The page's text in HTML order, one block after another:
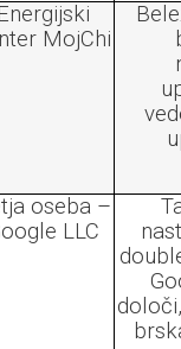
MojChi
oseba –
LLC